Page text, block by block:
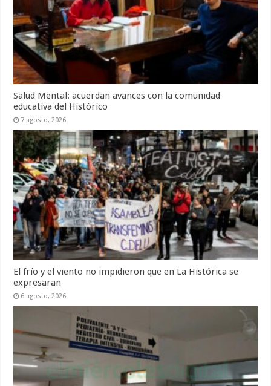
Salud Mental: acuerdan avances con la comunidad
educativa del Histórico
7 agosto, 2026
El frío y el viento no impidieron que en La Histórica se
expresaran
6 agosto, 2026